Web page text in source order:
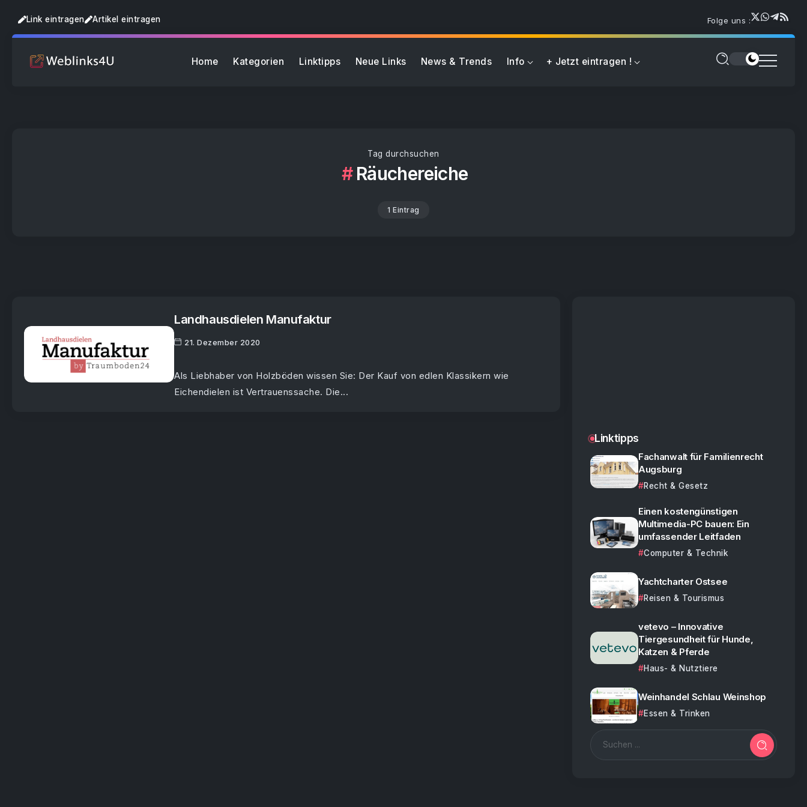
Link eintragen Artikel eintragen Folge uns :
Home Kategorien Linktipps Neue Links News & Trends Info + Jetzt eintragen !
Tag durchsuchen
Räuchereiche
1 Eintrag
Landhausdielen Manufaktur
21. Dezember 2020
Als Liebhaber von Holzböden wissen Sie: Der Kauf von edlen Klassikern wie
Eichendielen ist Vertrauenssache. Die...
Linktipps
Fachanwalt für Familienrecht
Augsburg
Recht & Gesetz
Einen kostengünstigen
Multimedia-PC bauen: Ein
umfassender Leitfaden
Computer & Technik
Yachtcharter Ostsee
Reisen & Tourismus
vetevo – Innovative
Tiergesundheit für Hunde,
Katzen & Pferde
Haus- & Nutztiere
Weinhandel Schlau Weinshop
Essen & Trinken